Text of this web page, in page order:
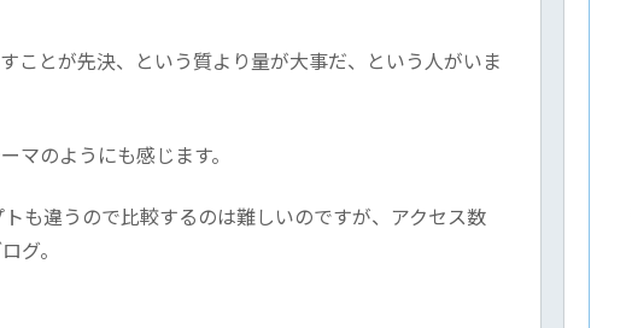
ことが先決、という質より量が大事だ、という人がいま
マのようにも感じます。
も違うので比較するのは難しいのですが、アクセス数
グ。